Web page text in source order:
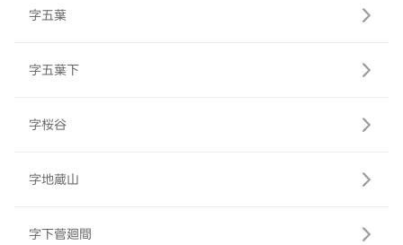
字五葉
字五葉下
字桜谷
字地蔵山
字下菅廻間